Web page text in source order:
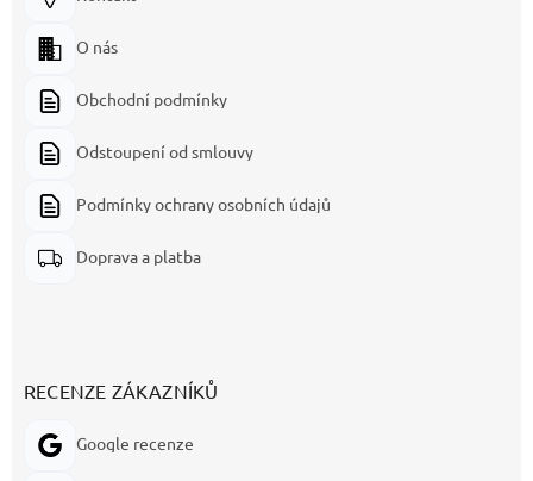
O nás
Obchodní podmínky
Odstoupení od smlouvy
Podmínky ochrany osobních údajů
Doprava a platba
RECENZE ZÁKAZNÍKŮ
Google recenze